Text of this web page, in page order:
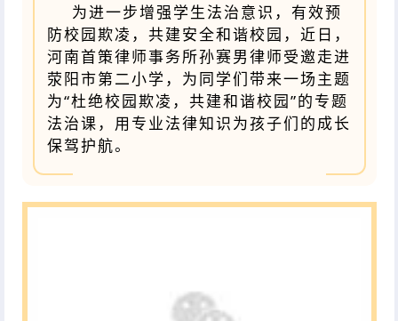
为进一步增强学生法治意识，有效预
防校园欺凌，共建安全和谐校园，近日，
河南首策律师事务所孙赛男律师受邀走进
荥阳市第二小学，为同学们带来一场主题
为“杜绝校园欺凌，共建和谐校园”的专题
法治课，用专业法律知识为孩子们的成长
保驾护航。